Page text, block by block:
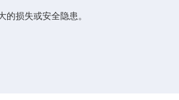
损失或安全隐患。